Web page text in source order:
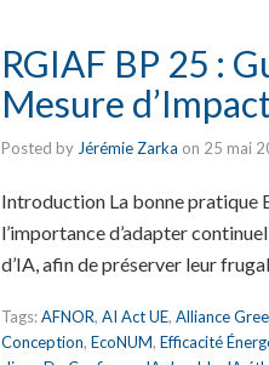
RGIAF BP 25 :
Mesure
Posted by Jérémie Zarka on 25 mai
Introduction La bonne pratique
l’importance d’adapter
d’IA, afin de préserver leur
Tags:AFNOR, AI Act UE, Alliance
Conception, EcoNUM, Efficacité